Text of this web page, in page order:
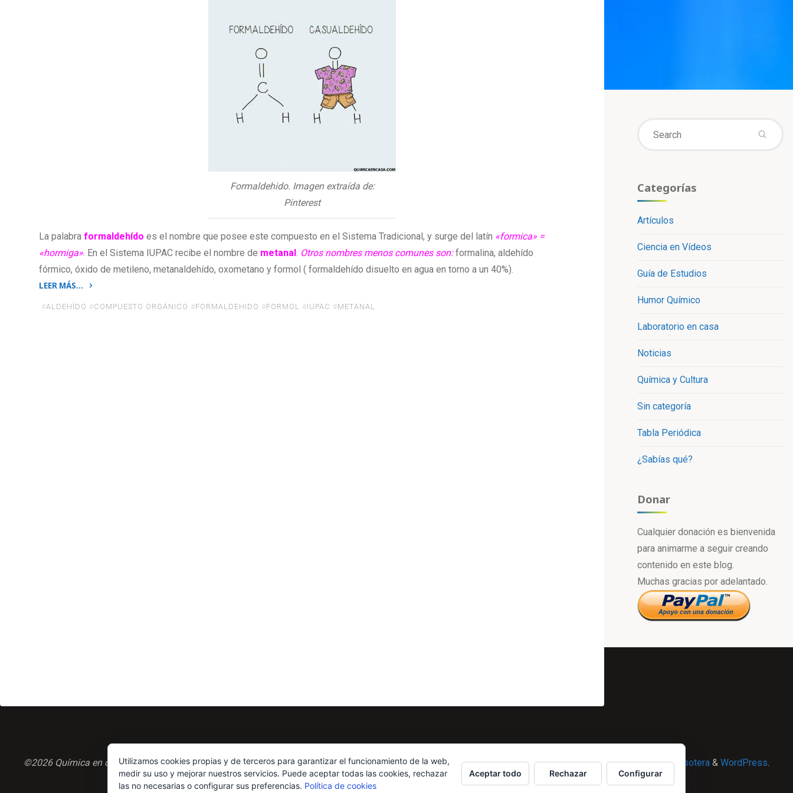
Formaldehido. Imagen extraída de:
Pinterest
La palabraformaldehído es el nombre que posee este compuesto en el Sistema Tradicional, y surge del latín «formica» =
«hormiga». En el Sistema IUPAC recibe el nombre de metanal . Otros nombres menos comunes son: formalina, aldehído
fórmico, óxido de metileno, metanaldehído, oxometano y formol ( formaldehído disuelto en agua en torno a un 40%).
LEER MÁS…
#ALDEHÍDO #COMPUESTO ORGÁNICO #FORMALDEHIDO #FORMOL #IUPAC #METANAL
Categorías
Artículos
Ciencia en Vídeos
Guía de Estudios
Humor Químico
Laboratorio en casa
Noticias
Química y Cultura
Sin categoría
Tabla Periódica
¿Sabías qué?
Donar
Cualquier donación es bienvenida
para animarme a seguir creando
contenido en este blog.
Muchas gracias por adelantado.
Powered by Esotera & WordPress.
©2026 Química en casa.comUtilizamos cookies propias y de terceros para garantizar el funcionamiento de la web,
medir su uso y mejorar nuestros servicios. Puede aceptar todas las cookies, rechazar
las no necesarias o configurar sus preferencias. Política de cookies
Aceptar todo Rechazar Configurar